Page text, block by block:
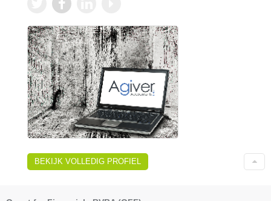
BEKIJK VOLLEDIG PROFIEL